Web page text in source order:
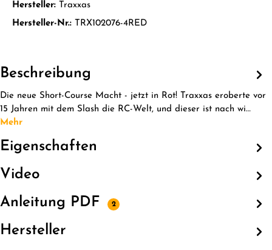
Hersteller: Traxxas
Hersteller-Nr.: TRX102076-4RED
Beschreibung
Die neue Short-Course Macht - jetzt in Rot! Traxxas eroberte vor
15 Jahren mit dem Slash die RC-Welt, und dieser ist nach wi…
Mehr
Eigenschaften
Video
Anleitung PDF
2
Hersteller